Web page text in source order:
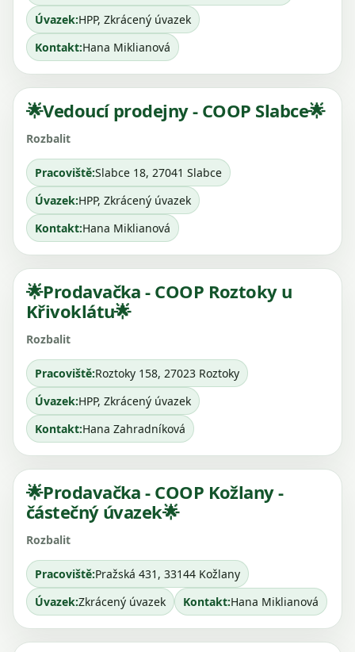
Úvazek:HPP, Zkrácený úvazek
Kontakt:Hana Miklianová
🌟Vedoucí prodejny - COOP Slabce🌟
Pracoviště:Slabce 18, 27041 Slabce
Úvazek:HPP, Zkrácený úvazek
Kontakt:Hana Miklianová
🌟Prodavačka - COOP Roztoky u
Křivoklátu🌟
Pracoviště:Roztoky 158, 27023 Roztoky
Úvazek:HPP, Zkrácený úvazek
Kontakt:Hana Zahradníková
🌟Prodavačka - COOP Kožlany -
částečný úvazek🌟
Pracoviště:Pražská 431, 33144 Kožlany
Úvazek:Zkrácený úvazek Kontakt:Hana Miklianová